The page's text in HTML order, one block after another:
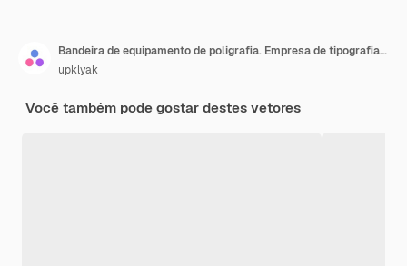
Bandeira de equipamento de poligrafia. Empresa de tipografia, serviço de impressão.
upklyak
Você também pode gostar destes vetores